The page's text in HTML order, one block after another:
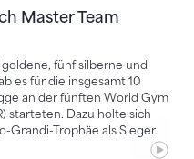
Master Team
fünf silberne und
es für die insgesamt 10
an der fünften World Gym
starteten. Dazu holte sich
Grandi-Trophäe als Sieger.